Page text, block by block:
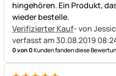
hingehören. Ein Produkt,
wieder bestelle.
Verifizierter Kauf- von
verfasst am 30.08.2019
0 von 0Kunden fanden diese